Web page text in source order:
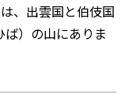
、出雲国と伯伎国
ば）の山にありま